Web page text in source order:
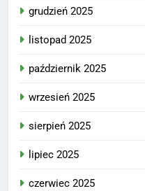
grudzień 2025
listopad 2025
październik 2025
wrzesień 2025
sierpień 2025
lipiec 2025
czerwiec 2025